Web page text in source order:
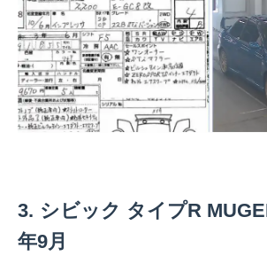
シビック タイプR
年9月